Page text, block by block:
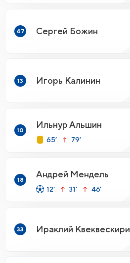
47 Сергей Божин
13 Игорь Калинин
10
Ильнур Альшин
65’ 79’
18
Андрей Мендель
12’ 31’ 46’
33 Ираклий Квеквескири